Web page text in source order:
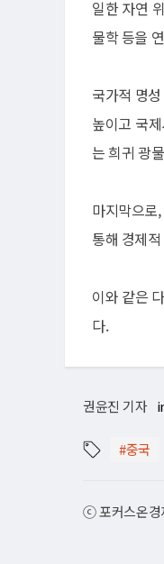
일한 자연
물학 등을
국가적 명
높이고 국
는 희귀 광
마지막으로
통해 경제
이와 같은
다.
권윤진 기자
#중국
ⓒ 포커스온